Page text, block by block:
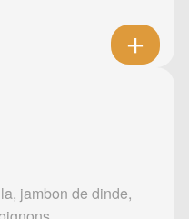
jambon de dinde,